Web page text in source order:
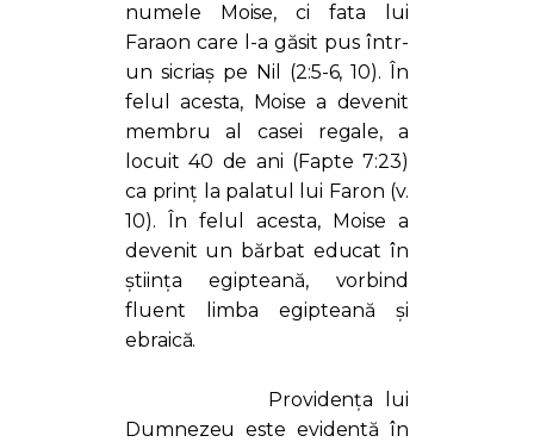
numele Moise, ci fata lui
Faraon care l-a găsit pus într-
un sicriaș pe Nil (2:5-6, 10). În
felul acesta, Moise a devenit
membru al casei regale, a
locuit 40 de ani (Fapte 7:23)
ca prinț la palatul lui Faron (v.
10). În felul acesta, Moise a
devenit un bărbat educat în
știința egipteană, vorbind
fluent limba egipteană și
ebraică.
Providența lui
Dumnezeu este evidentă în